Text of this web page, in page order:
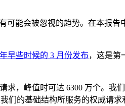
可能会被忽视的趋势。在本报告
早些时候的 3 月份发布，这是第
求，峰值时可达 6300 万个。我
们的基础结构所服务的权威请